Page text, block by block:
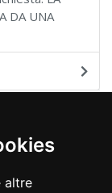
altre
DA UNA